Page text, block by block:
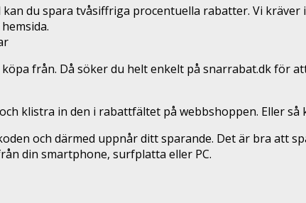
du spara tvåsiffriga procentuella rabatter. Vi
från. Då söker du helt enkelt på snarrabat.dk för
klistra in den i rabattfältet på webbshoppen. Eller så
och därmed uppnår ditt sparande. Det är bra att
din smartphone, surfplatta eller PC.